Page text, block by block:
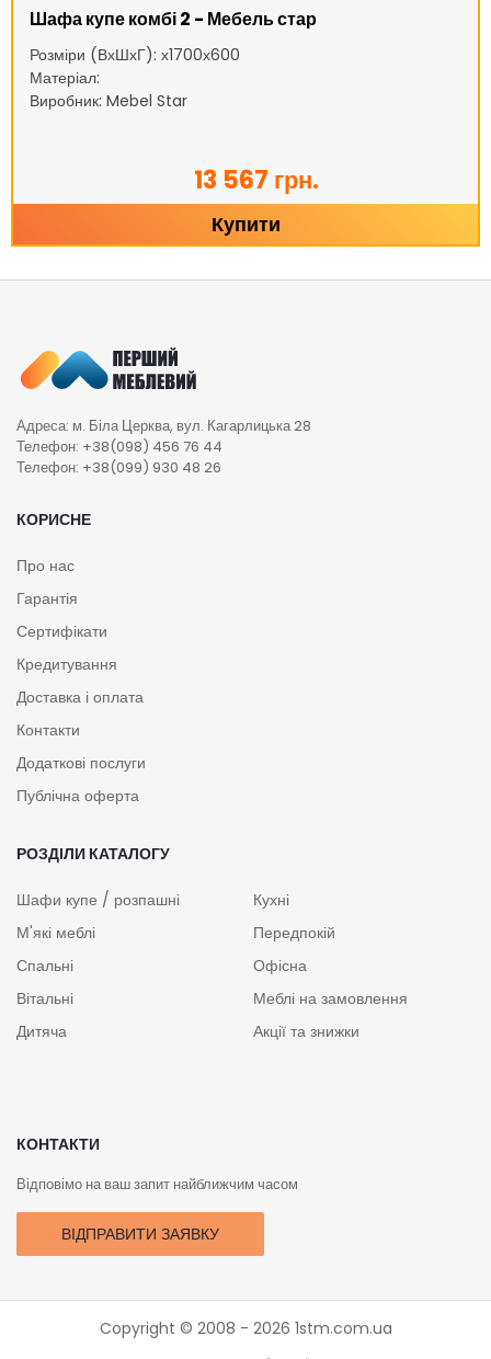
Шафа купе комбі 2 - Мебель стар
Розміри (ВхШхГ): х1700х600
Матеріал:
Виробник: Mebel Star
13 567 грн.
Купити
Адреса: м. Біла Церква, вул. Кагарлицька 28
Телефон: +38(098) 456 76 44
Телефон: +38(099) 930 48 26
КОРИСНЕ
Про нас
Гарантія
Сертифікати
Кредитування
Доставка і оплата
Контакти
Додаткові послуги
Публічна оферта
РОЗДІЛИ КАТАЛОГУ
Шафи купе / розпашні
М'які меблі
Спальні
Вітальні
Дитяча
Кухні
Передпокій
Офісна
Меблі на замовлення
Акції та знижки
КОНТАКТИ
Відповімо на ваш запит найближчим часом
ВІДПРАВИТИ ЗАЯВКУ
Copyright © 2008 - 2026 1stm.com.ua